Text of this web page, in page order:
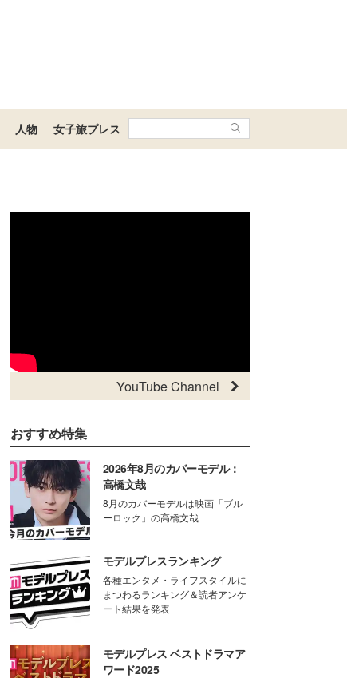
人物 女子旅プレス
YouTube Channel
おすすめ特集
2026年8月のカバーモデル：
高橋文哉
8月のカバーモデルは映画「ブル
ーロック」の高橋文哉
モデルプレスランキング
各種エンタメ・ライフスタイルに
まつわるランキング＆読者アンケ
ート結果を発表
モデルプレス ベストドラマア
ワード2025